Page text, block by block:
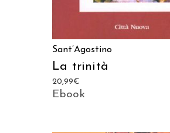
Sant’Agostino
La trinità
20,99€
Ebook